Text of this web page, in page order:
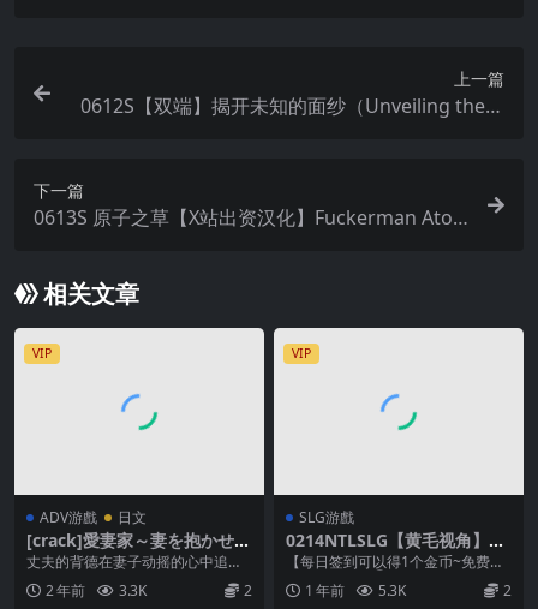
上一篇
0612S【双端】揭开未知的面纱（Unveiling the U
下一篇
0613S 原子之草【X站出资汉化】Fuckerman Ato
相关文章
VIP
ADV游戲 日文
[crack]愛妻家～妻を抱かせる
夫の歪愛～
丈夫的背德在妻子动摇的心中追击
而至。 尽管爱着丈夫，但被除丈夫
外的人抱着，身为贞...
2 年前 3.3K 2
VIP
SLG游戲
0214NTLSLG【黄毛视角】NT
R-可愛い生徒たち Ver1.11
【官方中文】
【每日签到可以得1个金币~免费兑
换1个游戏】 ①把后缀名为.zip1改
为zip和...
1 年前 5.3K 2